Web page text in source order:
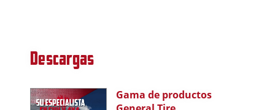
Descargas
Gama de productos